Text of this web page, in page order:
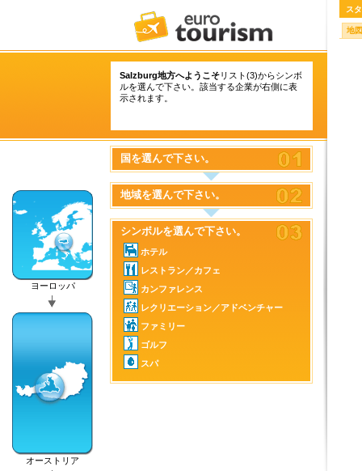
Salzburg地方へようこそリスト(3)からシンボ
ルを選んで下さい。該当する企業が右側に表
示されます。
ヨーロッパ
オーストリア
国を選んで下さい。
地域を選んで下さい。
シンボルを選んで下さい。
ホテル
レストラン／カフェ
カンファレンス
レクリエーション／アドベンチャー
ファミリー
ゴルフ
スパ
ス
地図